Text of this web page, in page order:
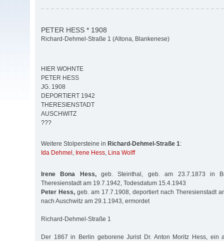
PETER HESS * 1908
Richard-Dehmel-Straße 1 (Altona, Blankenese)
HIER WOHNTE
PETER HESS
JG. 1908
DEPORTIERT 1942
THERESIENSTADT
AUSCHWITZ
???
Weitere Stolpersteine in Richard-Dehmel-Straße 1:
Ida Dehmel , Irene Hess, Lina Wolff
Irene Bona Hess,geb. Steinthal, geb. am 23.7.1873 in
Theresienstadt am 19.7.1942, Todesdatum 15.4.1943
Peter Hess, geb. am 17.7.1908, deportiert nach Theresienstadt
nach Auschwitz am 29.1.1943, ermordet
Richard-Dehmel-Straße 1
Der 1867 in Berlin geborene Jurist Dr. Anton Moritz Hess, ein